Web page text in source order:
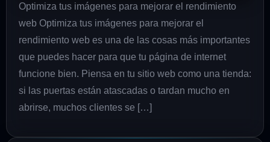
Optimiza tus imágenes para mejorar el rendimiento
web Optimiza tus imágenes para mejorar el
rendimiento web es una de las cosas más importantes
que puedes hacer para que tu página de internet
funcione bien. Piensa en tu sitio web como una tienda:
si las puertas están atascadas o tardan mucho en
abrirse, muchos clientes se […]